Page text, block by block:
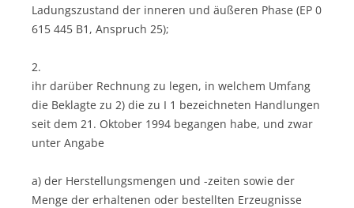
Ladungszustand der inneren und äußeren Phase (EP 0
615 445 B1, Anspruch 25);
2.
ihr darüber Rechnung zu legen, in welchem Umfang
die Beklagte zu 2) die zu I 1 bezeichneten Handlungen
seit dem 21. Oktober 1994 begangen habe, und zwar
unter Angabe
a) der Herstellungsmengen und -zeiten sowie der
Menge der erhaltenen oder bestellten Erzeugnisse